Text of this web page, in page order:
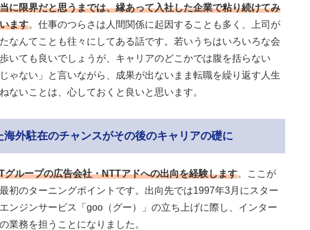
に限界だと思うまでは、縁あって入社した企業で粘り続けてみ
ます。仕事のつらさは人間関係に起因することも多く、上司が
なんてことも往々にしてある話です。若いうちはいろいろな会
いても良いでしょうが、キャリアのどこかでは腹を括らない
ゃない」と言いながら、成果が出ないまま転職を繰り返す人生
ないことは、心しておくと良いと思います。
海外駐在のチャンスがその後のキャリアの礎に
グループの広告会社・NTTアドへの出向を経験します。ここが
初のターニングポイントです。出向先では1997年3月にスター
ンジンサービス「goo（グー）」の立ち上げに際し、インター
業務を担うことになりました。